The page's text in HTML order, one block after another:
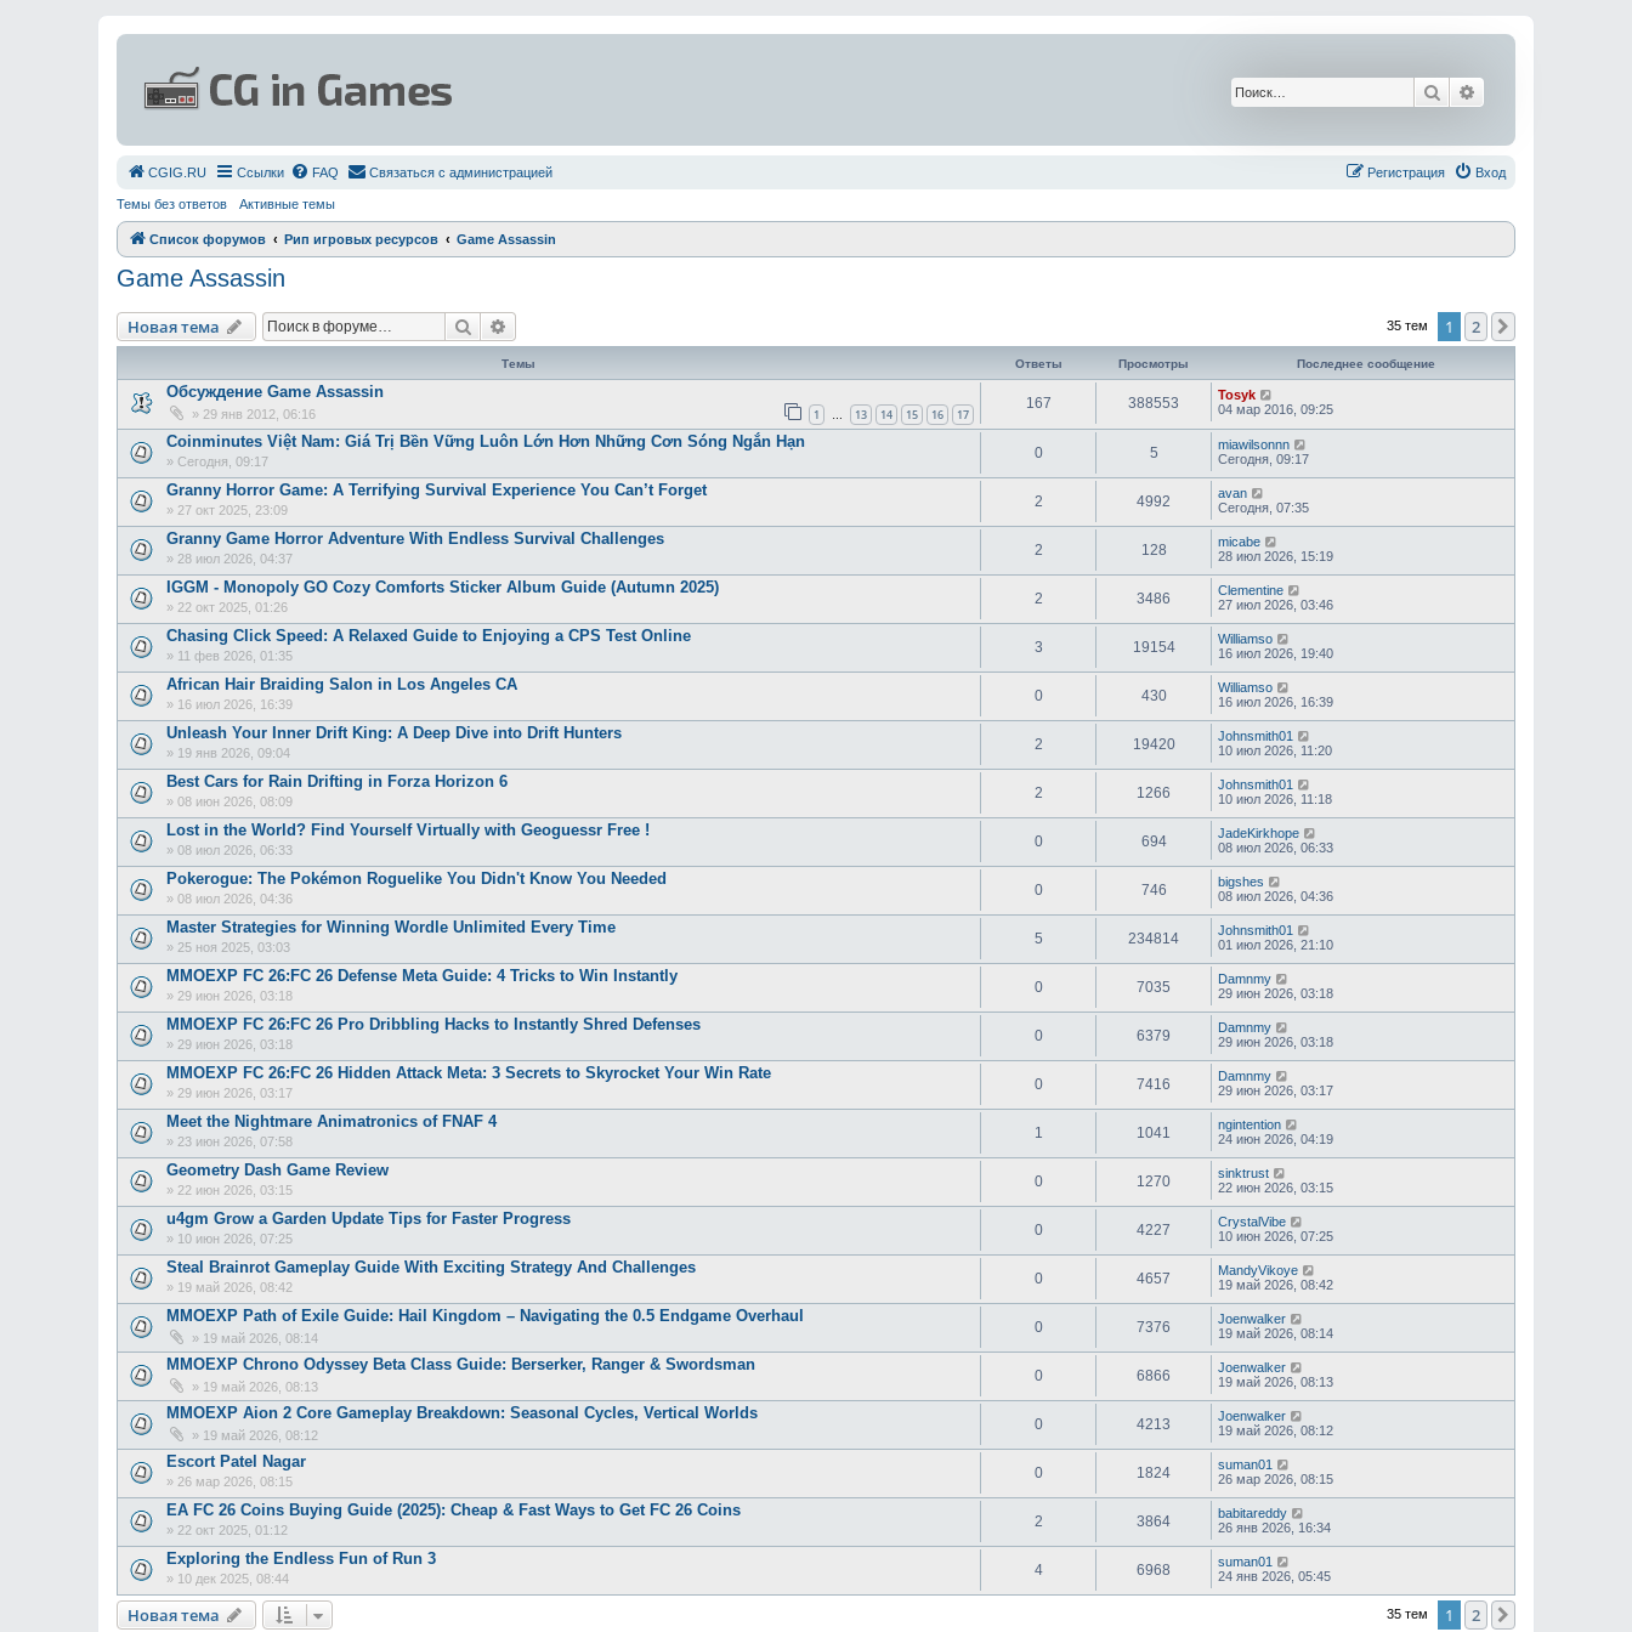
Поиск
СGIG.RU Ссылки FAQ Связаться с администрацией Вход
Регистрация
Темы без ответов Активные темы
Список форумов Рип игровых ресурсов Game Assassin
Game Assassin
Новая тема Поиск 35 тем 1 2
Темы Ответы Просмотры Последнее сообщение
Обсуждение Game Assassin
» 29 янв 2012, 06:16 1 … 13 14 15 16 17
167 388553
Tosyk
04 мар 2016, 09:25
Coinminutes Việt Nam: Giá Trị Bền Vững Luôn Lớn Hơn Những Cơn Sóng Ngắn Hạn
» Сегодня, 09:17
0 5
miawilsonnn
Сегодня, 09:17
Granny Horror Game: A Terrifying Survival Experience You Can’t Forget
» 27 окт 2025, 23:09
2 4992
avan
Сегодня, 07:35
Granny Game Horror Adventure With Endless Survival Challenges
» 28 июл 2026, 04:37
2 128
micabe
28 июл 2026, 15:19
IGGM - Monopoly GO Cozy Comforts Sticker Album Guide (Autumn 2025)
» 22 окт 2025, 01:26
2 3486
Clementine
27 июл 2026, 03:46
Chasing Click Speed: A Relaxed Guide to Enjoying a CPS Test Online
» 11 фев 2026, 01:35
3 19154
Williamso
16 июл 2026, 19:40
African Hair Braiding Salon in Los Angeles CA
» 16 июл 2026, 16:39
0 430
Williamso
16 июл 2026, 16:39
Unleash Your Inner Drift King: A Deep Dive into Drift Hunters
» 19 янв 2026, 09:04
2 19420
Johnsmith01
10 июл 2026, 11:20
Best Cars for Rain Drifting in Forza Horizon 6
» 08 июн 2026, 08:09
2 1266
Johnsmith01
10 июл 2026, 11:18
Lost in the World? Find Yourself Virtually with Geoguessr Free !
» 08 июл 2026, 06:33
0 694
JadeKirkhope
08 июл 2026, 06:33
Pokerogue: The Pokémon Roguelike You Didn't Know You Needed
» 08 июл 2026, 04:36
0 746
bigshes
08 июл 2026, 04:36
Master Strategies for Winning Wordle Unlimited Every Time
» 25 ноя 2025, 03:03
5 234814
Johnsmith01
01 июл 2026, 21:10
MMOEXP FC 26:FC 26 Defense Meta Guide: 4 Tricks to Win Instantly
» 29 июн 2026, 03:18
0 7035
Damnmy
29 июн 2026, 03:18
MMOEXP FC 26:FC 26 Pro Dribbling Hacks to Instantly Shred Defenses
» 29 июн 2026, 03:18
0 6379
Damnmy
29 июн 2026, 03:18
MMOEXP FC 26:FC 26 Hidden Attack Meta: 3 Secrets to Skyrocket Your Win Rate
» 29 июн 2026, 03:17
0 7416
Damnmy
29 июн 2026, 03:17
Meet the Nightmare Animatronics of FNAF 4
» 23 июн 2026, 07:58
1 1041
ngintention
24 июн 2026, 04:19
Geometry Dash Game Review
» 22 июн 2026, 03:15
0 1270
sinktrust
22 июн 2026, 03:15
u4gm Grow a Garden Update Tips for Faster Progress
» 10 июн 2026, 07:25
0 4227
CrystalVibe
10 июн 2026, 07:25
Steal Brainrot Gameplay Guide With Exciting Strategy And Challenges
» 19 май 2026, 08:42
0 4657
MandyVikoye
19 май 2026, 08:42
MMOEXP Path of Exile Guide: Hail Kingdom – Navigating the 0.5 Endgame Overhaul
» 19 май 2026, 08:14
0 7376
Joenwalker
19 май 2026, 08:14
MMOEXP Chrono Odyssey Beta Class Guide: Berserker, Ranger & Swordsman
» 19 май 2026, 08:13
0 6866
Joenwalker
19 май 2026, 08:13
MMOEXP Aion 2 Core Gameplay Breakdown: Seasonal Cycles, Vertical Worlds
» 19 май 2026, 08:12
0 4213
Joenwalker
19 май 2026, 08:12
Escort Patel Nagar
» 26 мар 2026, 08:15
0 1824
suman01
26 мар 2026, 08:15
EA FC 26 Coins Buying Guide (2025): Cheap & Fast Ways to Get FC 26 Coins
» 22 окт 2025, 01:12
2 3864
babitareddy
26 янв 2026, 16:34
Exploring the Endless Fun of Run 3
» 10 дек 2025, 08:44
4 6968
suman01
24 янв 2026, 05:45
Новая тема 35 тем 1 2